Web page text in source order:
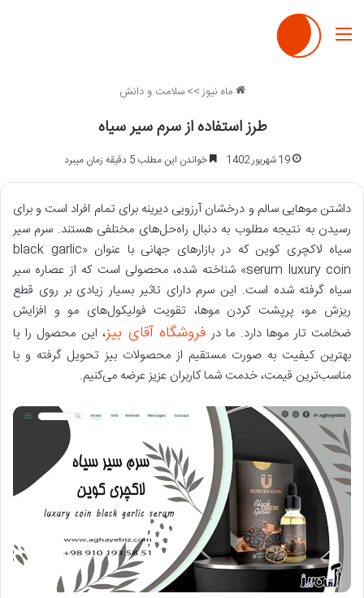
منو
ماه نیوز>> سلامت و دانش
طرز استفاده از سرم سیر سیاه
19 شهریور 1402 خواندن این مطلب 5 دقیقه زمان میبرد
داشتن موهایی سالم و درخشان آرزویی دیرینه برای تمام افراد است و برای
رسیدن به نتیجه مطلوب به دنبال راه‌حل‌های مختلفی هستند. سرم سیر
سیاه لاکچری کوین که در بازارهای جهانی با عنوان «black garlic
serum luxury coin» شناخته شده، محصولی است که از عصاره سیر
سیاه گرفته شده است. این سرم دارای تاثیر بسیار زیادی بر روی قطع
ریزش مو، پرپشت کردن موها، تقویت فولیکول‌های مو و افزایش
ضخامت تار موها دارد. ما در فروشگاه آقای بیز، این محصول را با
بهترین کیفیت به صورت مستقیم از محصولات بیز تحویل گرفته و با
مناسب‌ترین قیمت، خدمت شما کاربران عزیز عرضه می‌کنیم.